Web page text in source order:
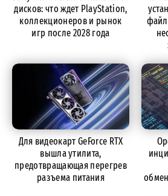
дисков: что ждет PlayStation,
коллекционеров и рынок
игр после 2028 года
Для видеокарт GeForce RTX
вышла утилита,
предотвращающая перегрев
разъема питания